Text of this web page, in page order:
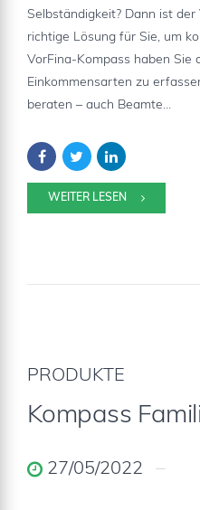
Selbständigkeit? Dann ist
richtige Lösung für Sie, um
VorFina-Kompass haben Sie
Einkommensarten zu
beraten – auch Beamte...
WEITER LESEN
PRODUKTE
Kompass
27/05/2022